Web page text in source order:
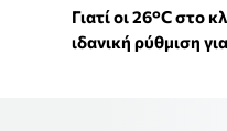
Γιατί οι 26°C στο
ιδανική ρύθμιση